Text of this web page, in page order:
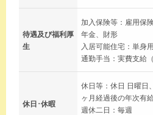
待遇及び福利厚
生
加入保険等：雇用保
年金、財形
入居可能住宅：単身
通勤手当：実費支給
休日･休暇
休日等：休日 日曜日
ヶ月経過後の年次有
週休二日：毎週